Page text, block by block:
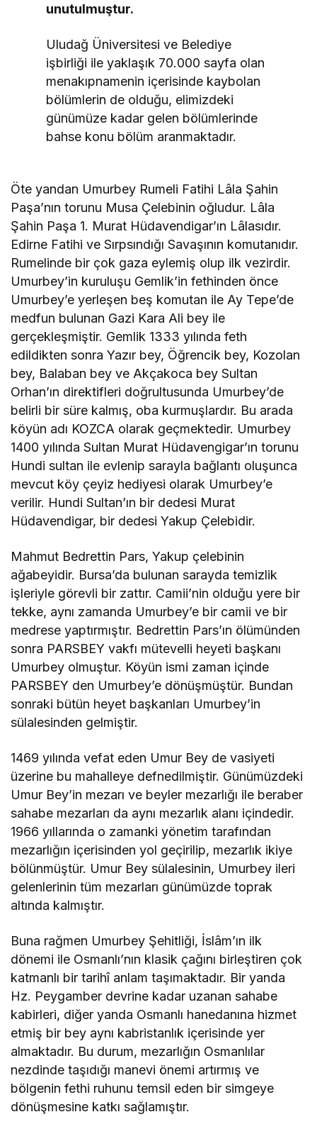
unutulmuştur.
Uludağ Üniversitesi ve Belediye
işbirliği ile yaklaşık 70.000 sayfa olan
menakıpnamenin içerisinde kaybolan
bölümlerin de olduğu, elimizdeki
günümüze kadar gelen bölümlerinde
bahse konu bölüm aranmaktadır.
Öte yandan Umurbey Rumeli Fatihi Lâla Şahin
Paşa’nın torunu Musa Çelebinin oğludur. Lâla
Şahin Paşa 1. Murat Hüdavendigar’ın Lâlasıdır.
Edirne Fatihi ve Sırpsındığı Savaşının komutanıdır.
Rumelinde bir çok gaza eylemiş olup ilk vezirdir.
Umurbey’in kuruluşu Gemlik’in fethinden önce
Umurbey’e yerleşen beş komutan ile Ay Tepe’de
medfun bulunan Gazi Kara Ali bey ile
gerçekleşmiştir. Gemlik 1333 yılında feth
edildikten sonra Yazır bey, Öğrencik bey, Kozolan
bey, Balaban bey ve Akçakoca bey Sultan
Orhan’ın direktifleri doğrultusunda Umurbey’de
belirli bir süre kalmış, oba kurmuşlardır. Bu arada
köyün adı KOZCA olarak geçmektedir. Umurbey
1400 yılında Sultan Murat Hüdavengigar’ın torunu
Hundi sultan ile evlenip sarayla bağlantı oluşunca
mevcut köy çeyiz hediyesi olarak Umurbey’e
verilir. Hundi Sultan’ın bir dedesi Murat
Hüdavendigar, bir dedesi Yakup Çelebidir.
Mahmut Bedrettin Pars, Yakup çelebinin
ağabeyidir. Bursa’da bulunan sarayda temizlik
işleriyle görevli bir zattır. Camii’nin olduğu yere bir
tekke, aynı zamanda Umurbey’e bir camii ve bir
medrese yaptırmıştır. Bedrettin Pars’ın ölümünden
sonra PARSBEY vakfı mütevelli heyeti başkanı
Umurbey olmuştur. Köyün ismi zaman içinde
PARSBEY den Umurbey’e dönüşmüştür. Bundan
sonraki bütün heyet başkanları Umurbey’in
sülalesinden gelmiştir.
1469 yılında vefat eden Umur Bey de vasiyeti
üzerine bu mahalleye defnedilmiştir​.​ Günümüzdeki
Umur Bey’in mezarı ve beyler mezarlığı ile beraber
sahabe mezarları da aynı mezarlık alanı içindedir.
1966 yıllarında o zamanki yönetim tarafından
mezarlığın içerisinden yol geçirilip, mezarlık ikiye
bölünmüştür. Umur Bey sülalesinin, Umurbey ileri
gelenlerinin tüm mezarları günümüzde toprak
altında kalmıştır.
Buna rağmen Umurbey Şehitliği, İslâm’ın ilk
dönemi ile Osmanlı’nın klasik çağını birleştiren çok
katmanlı bir tarihî anlam taşımaktadır. Bir yanda
Hz. Peygamber devrine kadar uzanan sahabe
kabirleri, diğer yanda Osmanlı hanedanına hizmet
etmiş bir bey aynı kabristanlık içerisinde yer
almaktadır. Bu durum, mezarlığın Osmanlılar
nezdinde taşıdığı manevi önemi artırmış ve
bölgenin fethi ruhunu temsil eden bir simgeye
dönüşmesine katkı sağlamıştır.